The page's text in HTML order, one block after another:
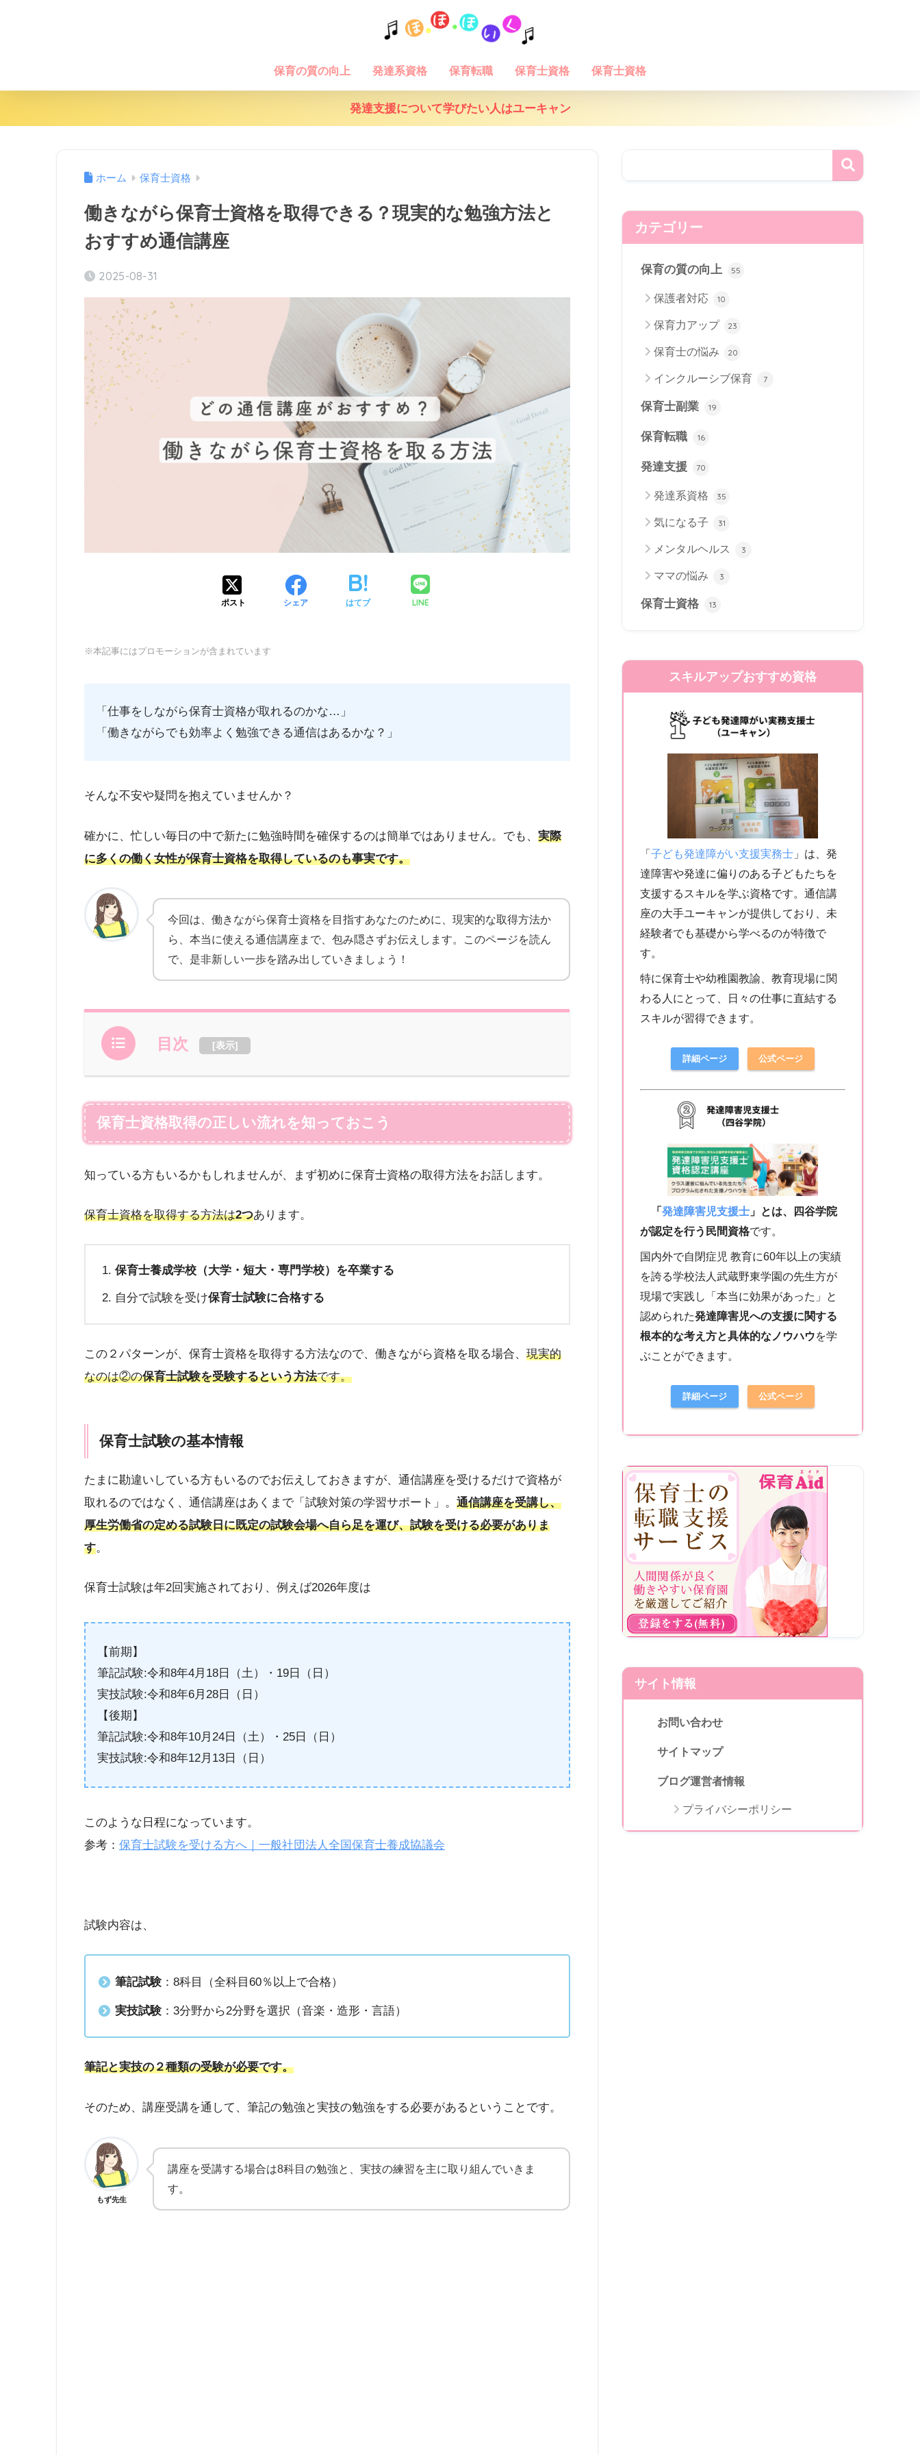
保育の質の向上 発達系資格 保育転職 保育士資格 保育士資格
発達支援について学びたい人はユーキャン
ホーム 保育士資格
働きながら保育士資格を取得できる？現実的な勉強方法と
おすすめ通信講座
2025-08-31
ポスト シェア はてブ LINE
※本記事にはプロモーションが含まれています
「仕事をしながら保育士資格が取れるのかな…」
「働きながらでも効率よく勉強できる通信はあるかな？」
そんな不安や疑問を抱えていませんか？
確かに、忙しい毎日の中で新たに勉強時間を確保するのは簡単ではありません。でも、 実際
に多くの働く女性が保育士資格を取得しているのも事実です。
今回は、働きながら保育士資格を目指すあなたのために、現実的な取得方法か
ら、本当に使える通信講座まで、包み隠さずお伝えします。このページを読ん
で、是非新しい一歩を踏み出していきましょう！
目次 [表示]
保育士資格取得の正しい流れを知っておこう
知っている方もいるかもしれませんが、まず初めに保育士資格の取得方法をお話します。
保育士資格を取得する方法は2つあります。
保育士養成学校（大学・短大・専門学校）を卒業する
自分で試験を受け保育士試験に合格する
この２パターンが、保育士資格を取得する方法なので、働きながら資格を取る場合、 現実的
なのは②の保育士試験を受験するという方法です。
保育士試験の基本情報
たまに勘違いしている方もいるのでお伝えしておきますが、通信講座を受けるだけで資格が
取れるのではなく、通信講座はあくまで「試験対策の学習サポート」。 通信講座を受講し、
厚生労働省の定める試験日に既定の試験会場へ自ら足を運び、試験を受ける必要がありま
す。
保育士試験は年2回実施されており、例えば2026年度は
【前期】
筆記試験:令和8年4月18日（土）・19日（日）
実技試験:令和8年6月28日（日）
【後期】
筆記試験:令和8年10月24日（土）・25日（日）
実技試験:令和8年12月13日（日）
このような日程になっています。
参考： 保育士試験を受ける方へ｜一般社団法人全国保育士養成協議会
試験内容は、
筆記試験：8科目（全科目60％以上で合格）
実技試験：3分野から2分野を選択（音楽・造形・言語）
筆記と実技の２種類の受験が必要です。
そのため、講座受講を通して、筆記の勉強と実技の勉強をする必要があるということです。
もず先生
講座を受講する場合は8科目の勉強と、実技の練習を主に取り組んでいきま
す。
カテゴリー
保育の質の向上 55
保護者対応 10
保育力アップ 23
保育士の悩み 20
インクルーシブ保育 7
保育士副業 19
保育転職 16
発達支援 70
発達系資格 35
気になる子 31
メンタルヘルス 3
ママの悩み 3
保育士資格 13
スキルアップおすすめ資格
「子ども発達障がい支援実務士 」は、発
達障害や発達に偏りのある子どもたちを
支援するスキルを学ぶ資格です。通信講
座の大手ユーキャンが提供しており、未
経験者でも基礎から学べるのが特徴で
す。
特に保育士や幼稚園教諭、教育現場に関
わる人にとって、日々の仕事に直結する
スキルが習得できます。
詳細ページ 公式ページ
「発達障害児支援士 」とは、四谷学院
が認定を行う民間資格です。
国内外で自閉症児 教育に60年以上の実績
を誇る学校法人武蔵野東学園の先生方が
現場で実践し「本当に効果があった」と
認められた発達障害児への支援に関する
根本的な考え方と具体的なノウハウを学
ぶことができます。
詳細ページ 公式ページ
サイト情報
お問い合わせ
サイトマップ
ブログ運営者情報
プライバシーポリシー